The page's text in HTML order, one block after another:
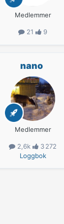
Medlemmer
21 9
nano
Medlemmer
2,6k
3 272
Loggbok